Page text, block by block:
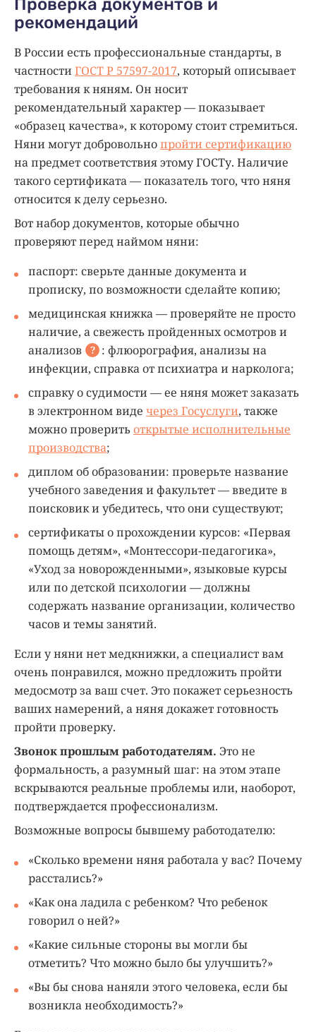
Проверка документов и
рекомендаций
В России есть профессиональные стандарты, в
частности ГОСТ Р 57597-2017, который описывает
требования к няням. Он носит
рекомендательный характер — показывает
«образец качества», к которому стоит стремиться.
Няни могут добровольнопройти сертификацию
на предмет соответствия этому ГОСТу. Наличие
такого сертификата — показатель того, что няня
относится к делу серьезно.
Вот набор документов, которые обычно
проверяют перед наймом няни:
паспорт: сверьте данные документа и
прописку, по возможности сделайте копию;
медицинская книжка — проверяйте не просто
наличие, а свежесть пройденных осмотров и
анализов
? : флюорография, анализы на
инфекции, справка от психиатра и нарколога;
справку о судимости — ее няня может заказать
в электронном виде через Госуслуги, также
можно проверитьоткрытые исполнительные
производства;
диплом об образовании: проверьте название
учебного заведения и факультет — введите в
поисковик и убедитесь, что они существуют;
сертификаты о прохождении курсов: «Первая
помощь детям», «Монтессори-педагогика»,
«Уход за новорожденными», языковые курсы
или по детской психологии — должны
содержать название организации, количество
часов и темы занятий.
Если у няни нет медкнижки, а специалист вам
очень понравился, можно предложить пройти
медосмотр за ваш счет. Это покажет серьезность
ваших намерений, а няня докажет готовность
пройти проверку.
Звонок прошлым работодателям. Это не
формальность, а разумный шаг: на этом этапе
вскрываются реальные проблемы или, наоборот,
подтверждается профессионализм.
Возможные вопросы бывшему работодателю:
«Сколько времени няня работала у вас? Почему
расстались?»
«Как она ладила с ребенком? Что ребенок
говорил о ней?»
«Какие сильные стороны вы могли бы
отметить? Что можно было бы улучшить?»
«Вы бы снова наняли этого человека, если бы
возникла необходимость?»